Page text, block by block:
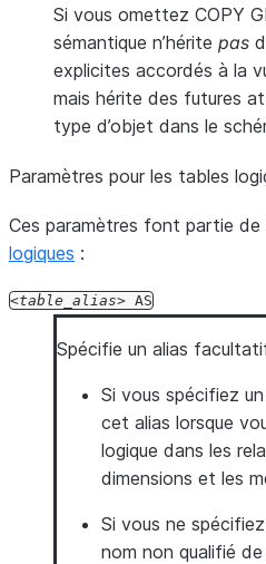
Si vous omettez COPY
sémantique n’hérite pas
explicites accordés à la
mais hérite des futures
type d’objet dans le
Paramètres pour les tables
Ces paramètres font partie de
logiques :
table_alias AS
Spécifie un alias
Si vous spécifiez
cet alias lorsque
logique dans les
dimensions et les
Si vous ne
nom non qualifié